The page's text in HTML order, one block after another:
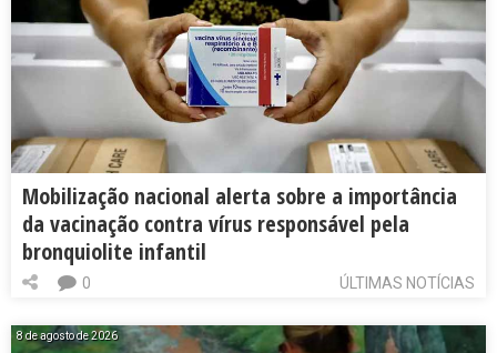
Mobilização nacional alerta sobre a importância
da vacinação contra vírus responsável pela
bronquiolite infantil
ÚLTIMAS NOTÍCIAS
0
8 de agosto de 2026